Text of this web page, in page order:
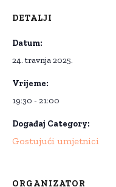
DETALJI
Datum:
24. travnja 2025.
Vrijeme:
19:30 - 21:00
Događaj Category:
Gostujući umjetnici
ORGANIZATOR